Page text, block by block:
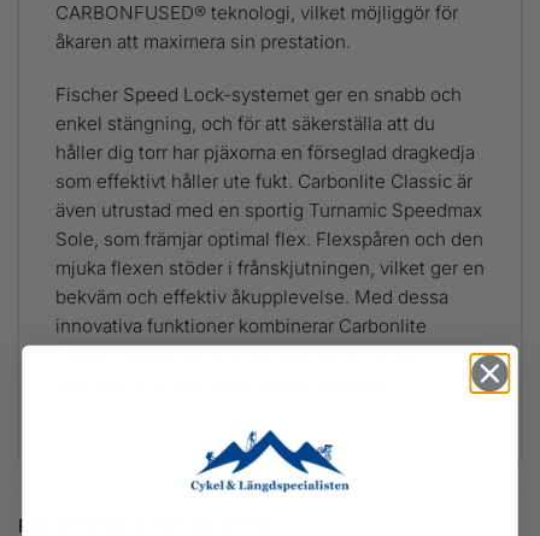
CARBONFUSED® teknologi, vilket möjliggör för
åkaren att maximera sin prestation.
Fischer Speed Lock-systemet ger en snabb och
enkel stängning, och för att säkerställa att du
håller dig torr har pjäxorna en förseglad dragkedja
som effektivt håller ute fukt. Carbonlite Classic är
även utrustad med en sportig Turnamic Speedmax
Sole, som främjar optimal flex. Flexspåren och den
mjuka flexen stöder i frånskjutningen, vilket ger en
bekväm och effektiv åkupplevelse. Med dessa
innovativa funktioner kombinerar Carbonlite
RELATERADE PRODUKTER